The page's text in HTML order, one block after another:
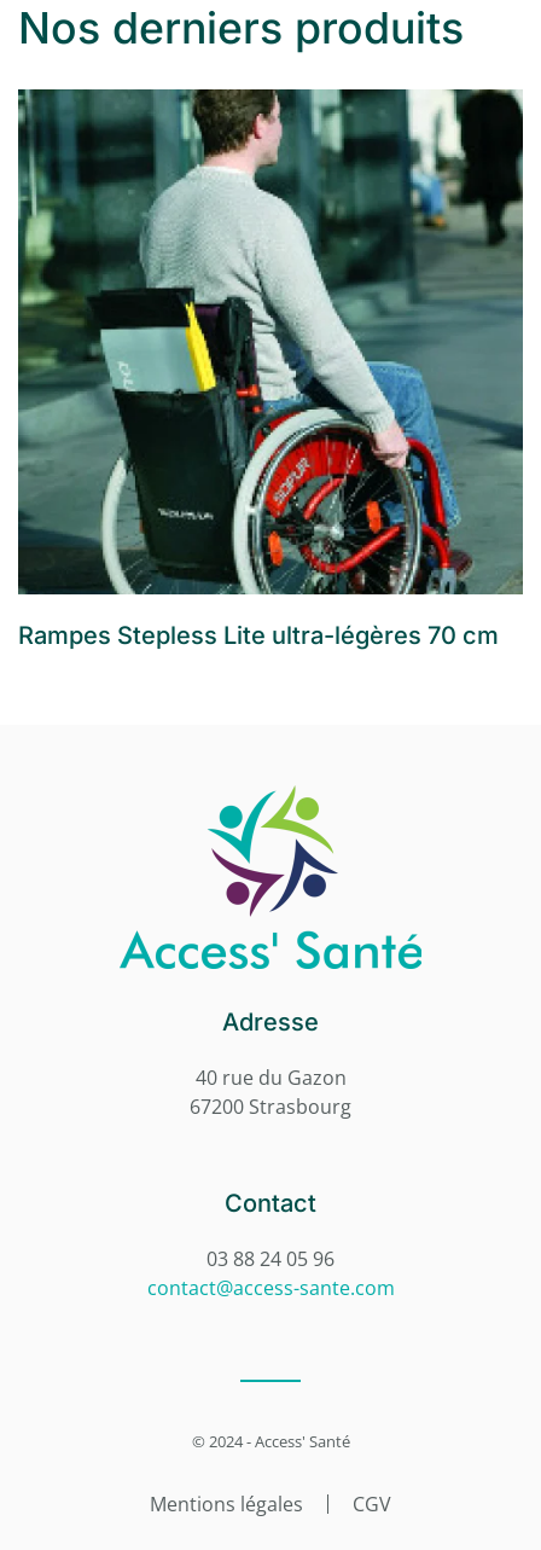
Nos derniers produits
Rampes Stepless Lite ultra-légères 70 cm
Adresse
40 rue du Gazon
67200 Strasbourg
Contact
03 88 24 05 96
contact@access-sante.com
© 2024 - Access' Santé
Mentions légales CGV